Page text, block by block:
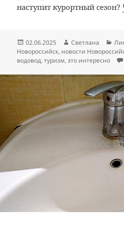
наступит курортный сезон?
Опубликовано
02.06.2025 Автор
Светлана
Новороссийск, новости
водовод,туризм,это интересно